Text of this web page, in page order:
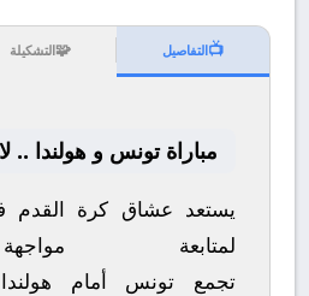
📺التفاصيل 🧩التشكيلة
مباراة تونس و هولندا ..
يستعد عشاق كرة القدم
لمتابعة
تجمع تونس أمام هولندا